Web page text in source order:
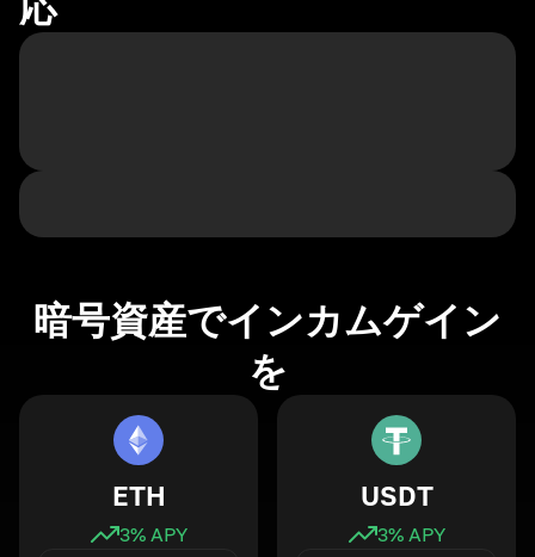
暗号資産でインカムゲイン
を
ETH
3% APY
USDT
3% APY